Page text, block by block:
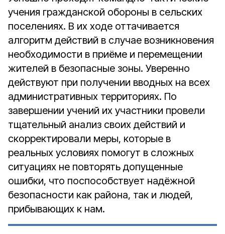
учения гражданской обороны в сельских
поселениях. В их ходе оттачивается
алгоритм действий в случае возникновения
необходимости в приёме и перемещении
жителей в безопасные зоны. Уверенно
действуют при получении вводных на всех
административных территориях. По
завершении учений их участники провели
тщательный анализ своих действий и
скорректировали меры, которые в
реальных условиях помогут в сложных
ситуациях не повторять допущенные
ошибки, что поспособствует надёжной
безопасности как района, так и людей,
прибывающих к нам.